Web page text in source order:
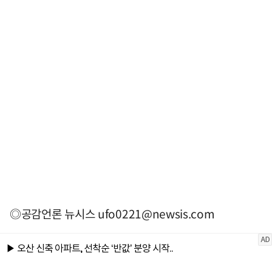
◎공감언론 뉴시스ufo0221@newsis.com